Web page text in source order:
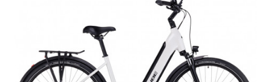
randonneur